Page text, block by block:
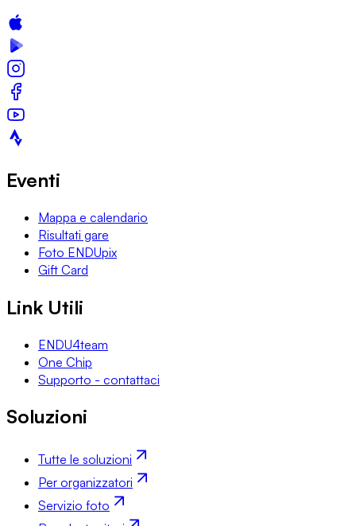
Eventi
Mappa e calendario
Risultati gare
Foto ENDUpix
Gift Card
Link Utili
ENDU4team
One Chip
Supporto - contattaci
Soluzioni
Tutte le soluzioni
Per organizzatori
Servizio foto